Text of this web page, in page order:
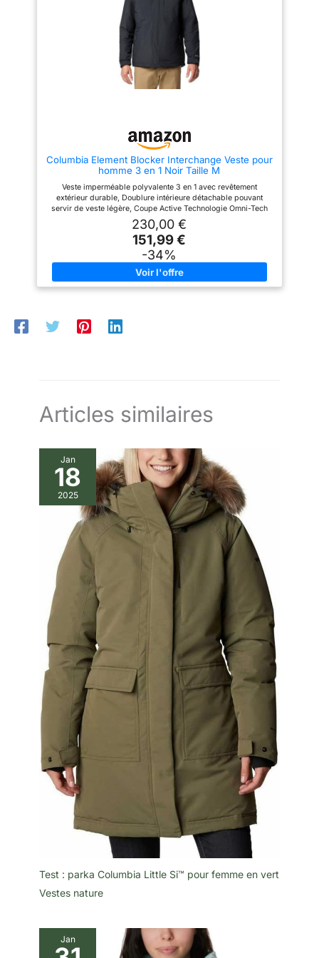
Schöffel Okere MNS, veste
d'hiver imperméable, matière :
100 % polyester, numéro de
modèle : 23921, le modèle sur la
photo porte une taille 50
Columbia Element Blocker Interchange Veste pour
homme 3 en 1 Noir Taille M
Veste imperméable polyvalente 3 en 1 avec revêtement
extérieur durable, Doublure intérieure détachable pouvant
servir de veste légère, Coupe Active Technologie Omni-Tech
imperméable et respirante pour le confort et le maintien au sec,
Isolation thermique Omni-Heat pour une chaleur en toutes
saisons Rangement des objets de valeur grâce aux poches
zippées mains et à la poche intérieure de sécurité, Veste
modulable en 3 combinaisons différentes Bonne amplitude de
mouvement et de réactivité grâce à la capuche tempête
amovible, aux poignets réglables aux manches et à l'ourlet
230,00 €
151,99 €
-34%
Articles similaires
Jan
18
2025
Test : parka Columbia Little Si™ pour femme en vert
Vestes nature
Jan